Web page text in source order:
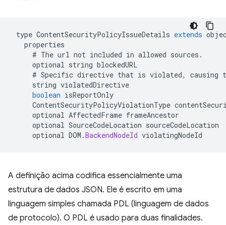
type ContentSecurityPolicyIssueDetails extends
properties
# The url not included in allowed sources .
optional string blockedURL
# Specific directive that is violated, causing
string violatedDirective
boolean isReportOnly
ContentSecurityPolicyViolationType
optional AffectedFrame frameAncestor
optional SourceCodeLocation sourceCodeLocation
optional DOM .BackendNodeId violatingNodeId
A definição acima codifica essencialmente uma
estrutura de dados JSON. Ele é escrito em uma
linguagem simples chamada PDL (linguagem de dados
de protocolo). O PDL é usado para duas finalidades.